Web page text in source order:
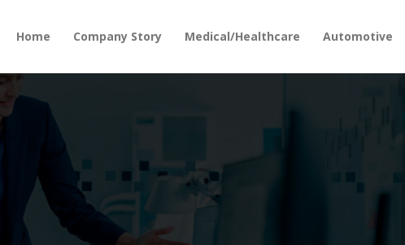
Home Company Story Medical/Healthcare Automotive